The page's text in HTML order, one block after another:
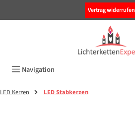
Vertrag widerrufen
Navigation
LED Kerzen LED Stabkerzen